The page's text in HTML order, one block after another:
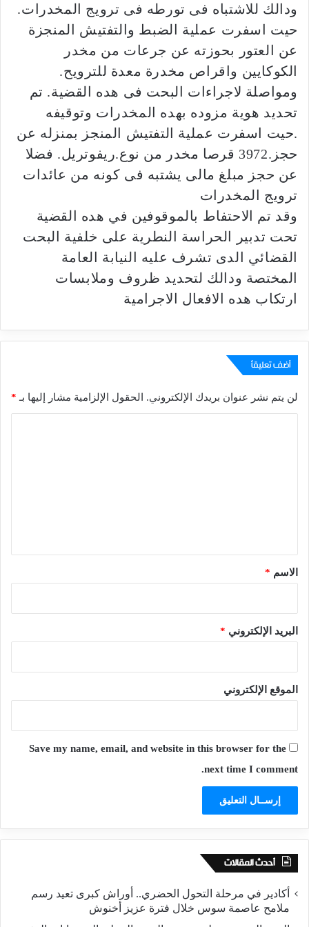
ودالك للاشتباه فى تورطه فى ترويج المخدرات.
حيت اسفرت عملية الضبط والتفتيش المنجزة
عن العتور بحوزته عن جرعات من مخدر
الكوكايين واقراص مخدرة معدة للترويح.
ومواصلة لاجراءات البحت فى هده القضية. تم
تحديد هوية مزوده بهده المخدرات وتوقيفه
.حيت اسفرت عملية التفتيش المنجز بمنزله عن
حجز.3972 قرصا مخدر من نوع.ريفوتريل. فضلا
عن حجز مبلغ مالى يشتبه فى كونه من عائدات
ترويج المخدرات
وقد تم الاحتفاط بالموقوفين في هده القضية
تحت تدبير الحراسة النطرية على خلفية البحت
القضائي الدى تشرف عليه النيابة العامة
المختصة ودالك لتحديد ظروف وملابسات
ارتكاب هده الافعال الاجرامية
أضف تعليقاً
لن يتم نشر عنوان بريدك الإلكتروني. الحقول الإلزامية مشار إليها بـ *
*الاسم *
البريد الإلكتروني *
الموقع الإلكتروني
Save my name, email, and website in this browser for the
next time I comment.
أحدث المقالات
أكادير في مرحلة التحول الحضري.. أوراش كبرى تعيد رسم
ملامح عاصمة سوس خلال فترة عزيز أخنوش